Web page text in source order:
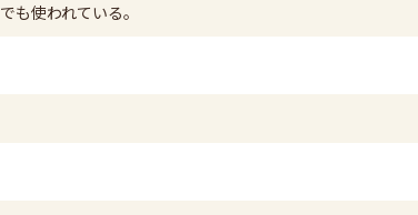
使われている。